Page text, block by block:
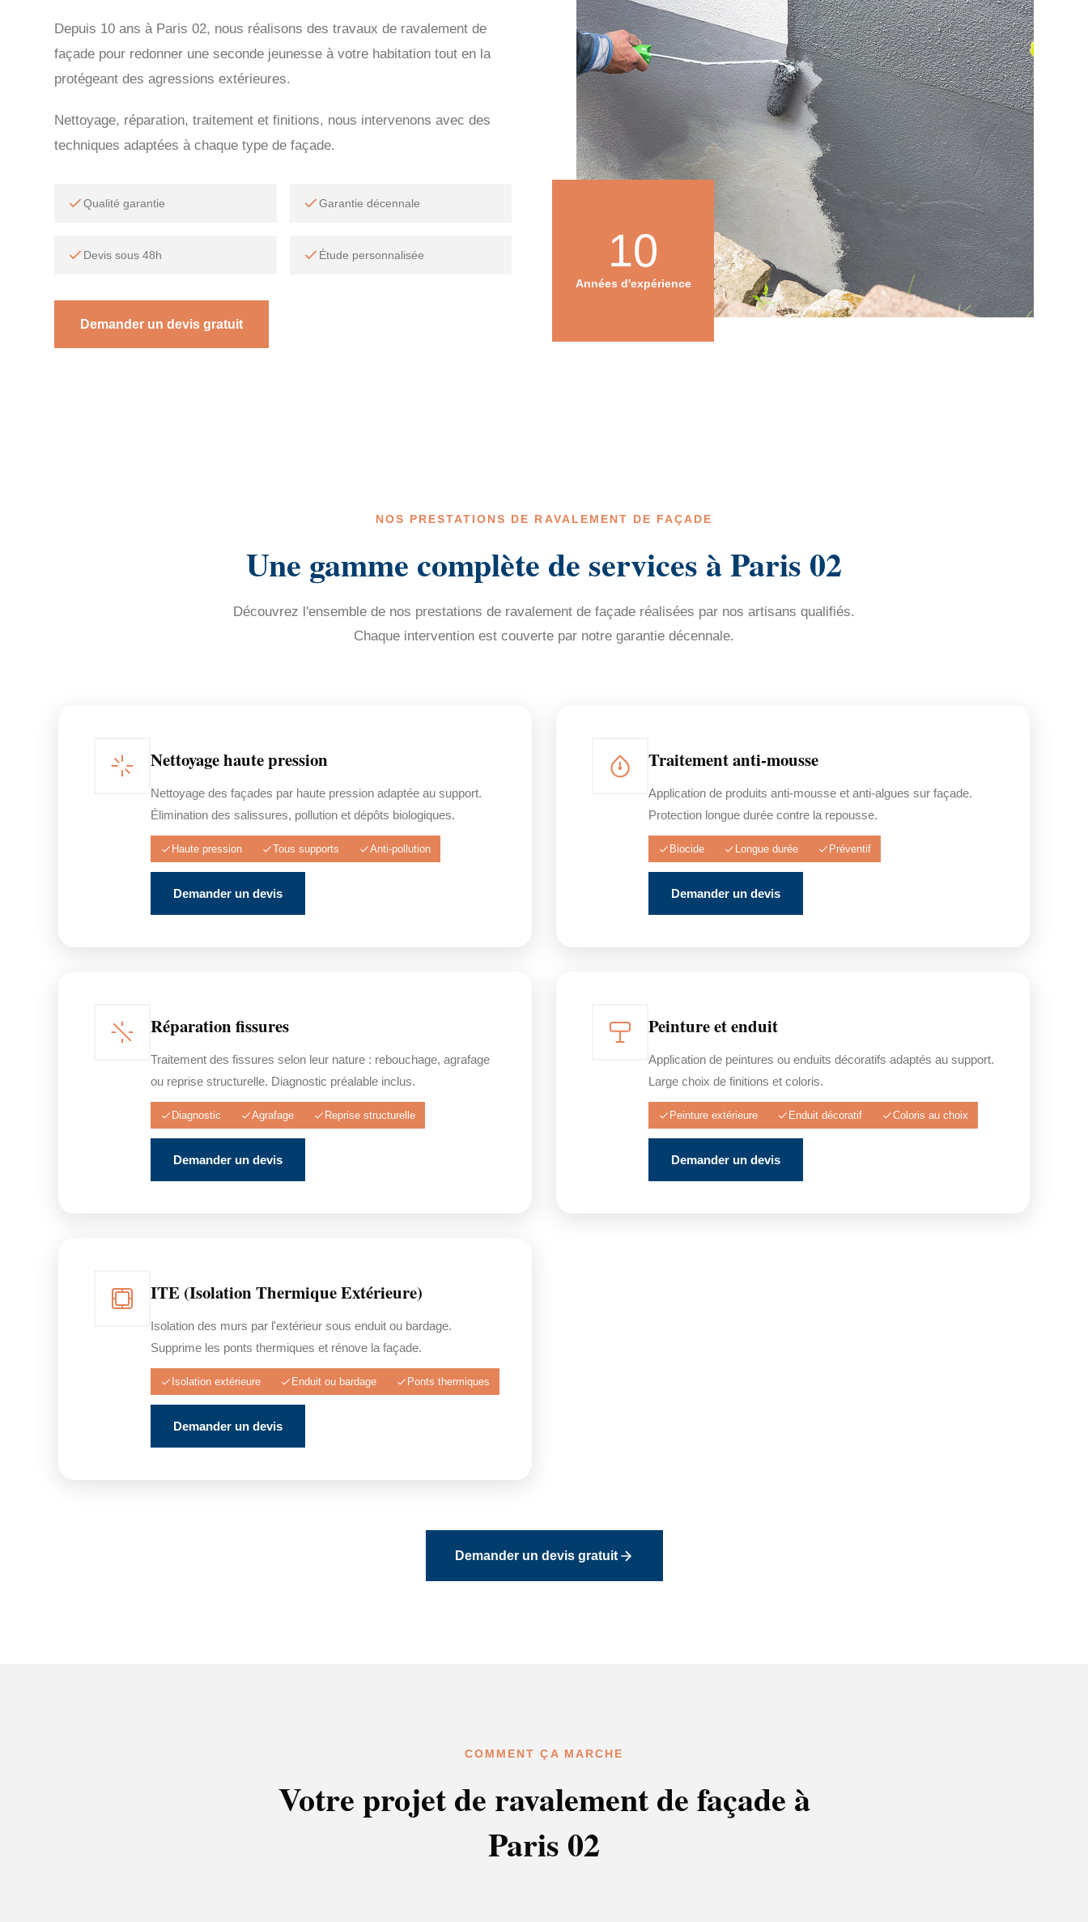
Depuis 10 ans à Paris 02, nous réalisons des travaux de ravalement de
façade pour redonner une seconde jeunesse à votre habitation tout en la
protégeant des agressions extérieures.
Nettoyage, réparation, traitement et finitions, nous intervenons avec des
techniques adaptées à chaque type de façade.
Qualité garantie Garantie décennale
Devis sous 48h Étude personnalisée
Demander un devis gratuit
10
Années d'expérience
NOS PRESTATIONS DE RAVALEMENT DE FAÇADE
Une gamme complète de services à Paris 02
Découvrez l'ensemble de nos prestations de ravalement de façade réalisées par nos artisans qualifiés.
Chaque intervention est couverte par notre garantie décennale.
Nettoyage haute pression
Nettoyage des façades par haute pression adaptée au support.
Élimination des salissures, pollution et dépôts biologiques.
Haute pression Tous supports Anti-pollution
Demander un devis
Traitement anti-mousse
Application de produits anti-mousse et anti-algues sur façade.
Protection longue durée contre la repousse.
Biocide Longue durée Préventif
Demander un devis
Réparation fissures
Traitement des fissures selon leur nature : rebouchage, agrafage
ou reprise structurelle. Diagnostic préalable inclus.
Diagnostic Agrafage Reprise structurelle
Demander un devis
Peinture et enduit
Application de peintures ou enduits décoratifs adaptés au support.
Large choix de finitions et coloris.
Peinture extérieure Enduit décoratif Coloris au choix
Demander un devis
ITE (Isolation Thermique Extérieure)
Isolation des murs par l'extérieur sous enduit ou bardage.
Supprime les ponts thermiques et rénove la façade.
Isolation extérieure Enduit ou bardage Ponts thermiques
Demander un devis
Demander un devis gratuit
COMMENT ÇA MARCHE
Votre projet de ravalement de façade à
Paris 02